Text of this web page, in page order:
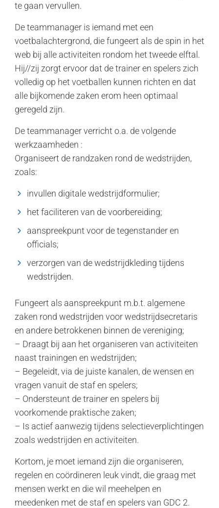
te gaan vervullen.
De teammanager is iemand met een
voetbalachtergrond, die fungeert als de spin in het
web bij alle activiteiten rondom het tweede elftal.
Hij//zij zorgt ervoor dat de trainer en spelers zich
volledig op het voetballen kunnen richten en dat
alle bijkomende zaken erom heen optimaal
geregeld zijn.
De teammanager verricht o.a. de volgende
werkzaamheden :
Organiseert de randzaken rond de wedstrijden,
zoals:
invullen digitale wedstrijdformulier;
het faciliteren van de voorbereiding;
aanspreekpunt voor de tegenstander en
officials;
verzorgen van de wedstrijdkleding tijdens
wedstrijden.
Fungeert als aanspreekpunt m.b.t. algemene
zaken rond wedstrijden voor wedstrijdsecretaris
en andere betrokkenen binnen de vereniging;
– Draagt bij aan het organiseren van activiteiten
naast trainingen en wedstrijden;
– Begeleidt, via de juiste kanalen, de wensen en
vragen vanuit de staf en spelers;
– Ondersteunt de trainer en spelers bij
voorkomende praktische zaken;
– Is actief aanwezig tijdens selectieverplichtingen
zoals wedstrijden en activiteiten.
Kortom, je moet iemand zijn die organiseren,
regelen en coördineren leuk vindt, die graag met
mensen werkt en die wil meehelpen en
meedenken met de staf en spelers van GDC 2.